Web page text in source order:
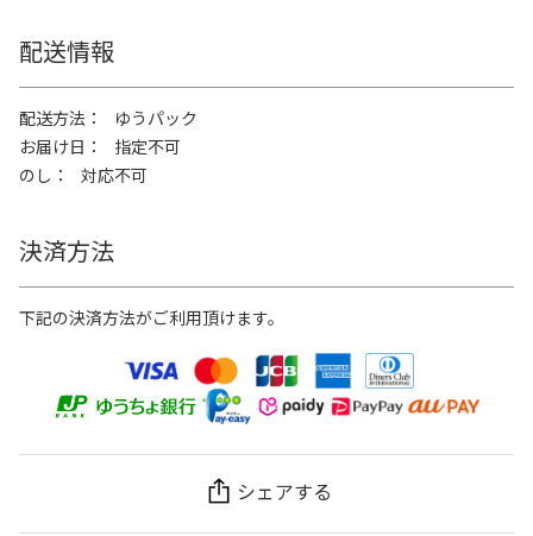
配送情報
配送方法
ゆうパック
お届け日
指定不可
のし
対応不可
決済方法
下記の決済方法がご利用頂けます。
シェアする